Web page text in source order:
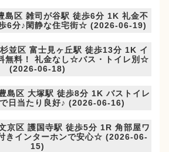
島区 雑司が谷駅 徒歩6分 1K 礼金不
6分♪閑静な住宅街☆ (2026-06-19)
杉並区 富士見ヶ丘駅 徒歩13分 1K イ
無料！ 礼金なし☆バス・トイレ別☆
(2026-06-18)
島区 大塚駅 徒歩8分 1K バストイレ
日当たり良好♪ (2026-06-16)
京区 護国寺駅 徒歩5分 1R 角部屋ワ
きインターホンで安心☆ (2026-06-
15)